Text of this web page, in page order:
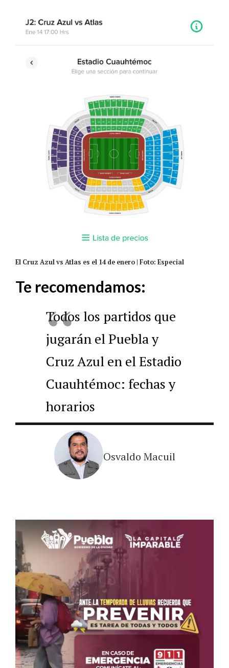
El Cruz Azul vs Atlas es el 14 de enero | Foto: Especial
Te recomendamos:
Todos los partidos que
jugarán el Puebla y
Cruz Azul en el Estadio
Cuauhtémoc: fechas y
horarios
Osvaldo Macuil